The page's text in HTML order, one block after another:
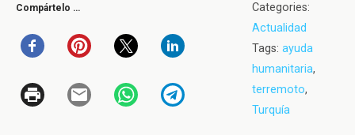
Compártelo …
Categories:
Actualidad
Tags: ayuda
humanitaria,
terremoto,
Turquía